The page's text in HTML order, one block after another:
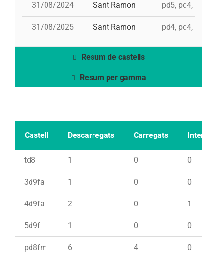
31/08/2024 Sant Ramon pd5, pd4, 4d8,
31/08/2025 Sant Ramon pd4, pd4, 3d9f,
Resum de castells
Resum per gamma
Castell Descarregats Carregats Intents
td8 1 0 0
3d9fa 1 0 0
4d9fa 2 0 1
5d9f 1 0 0
pd8fm 6 4 0